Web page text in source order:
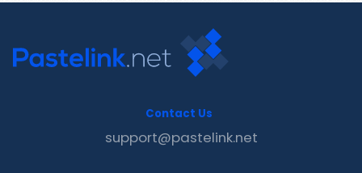
Contact Us
support@pastelink.net